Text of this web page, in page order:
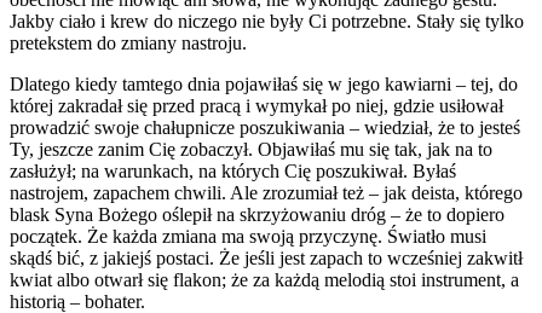
Jakby ciało i krew do niczego nie były Ci potrzebne. Stały się tylko
pretekstem do zmiany nastroju.
Dlatego kiedy tamtego dnia pojawiłaś się w jego kawiarni – tej, do
której zakradał się przed pracą i wymykał po niej, gdzie usiłował
prowadzić swoje chałupnicze poszukiwania – wiedział, że to jesteś
Ty, jeszcze zanim Cię zobaczył. Objawiłaś mu się tak, jak na to
zasłużył; na warunkach, na których Cię poszukiwał. Byłaś
nastrojem, zapachem chwili. Ale zrozumiał też – jak deista, którego
blask Syna Bożego oślepił na skrzyżowaniu dróg – że to dopiero
początek. Że każda zmiana ma swoją przyczynę. Światło musi
skądś bić, z jakiejś postaci. Że jeśli jest zapach to wcześniej zakwitł
kwiat albo otwarł się flakon; że za każdą melodią stoi instrument, a
historią – bohater.